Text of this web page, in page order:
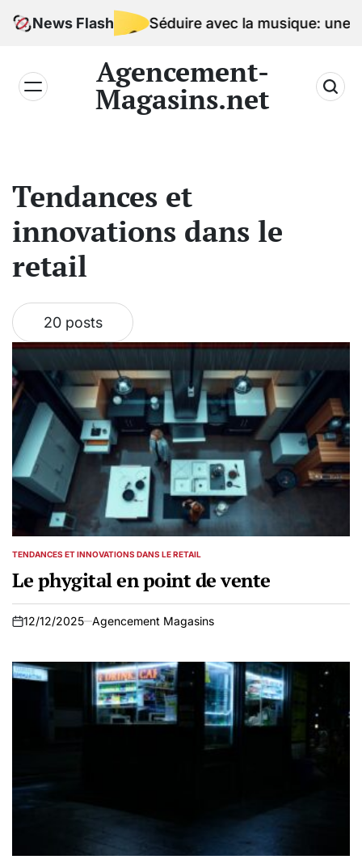
News FlashSéduire avec la musique: une
Agencement-
Magasins.net
Tendances et
innovations dans le
retail
20 posts
POSTED
TENDANCES ET INNOVATIONS DANS LE RETAIL
Le phygital en point de vente
on
12/12/2025 Agencement Magasins